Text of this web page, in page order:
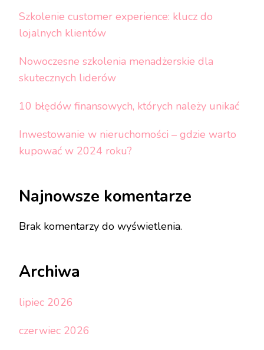
Szkolenie customer experience: klucz do
lojalnych klientów
Nowoczesne szkolenia menadżerskie dla
skutecznych liderów
10 błędów finansowych, których należy unikać
Inwestowanie w nieruchomości – gdzie warto
kupować w 2024 roku?
Najnowsze komentarze
Brak komentarzy do wyświetlenia.
Archiwa
lipiec 2026
czerwiec 2026